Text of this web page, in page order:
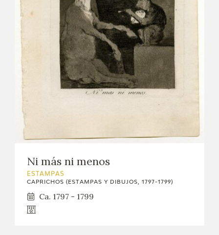
Ni más ni menos
ESTAMPAS
CAPRICHOS (ESTAMPAS Y DIBUJOS, 1797-1799)
Ca. 1797 - 1799